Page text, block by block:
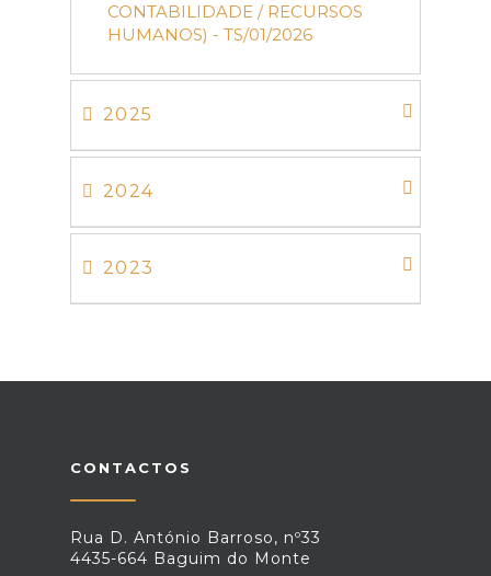
CONTABILIDADE / RECURSOS
HUMANOS) - TS/01/2026
2025
2024
2023
CONTACTOS
Rua D. António Barroso, nº33
4435-664 Baguim do Monte